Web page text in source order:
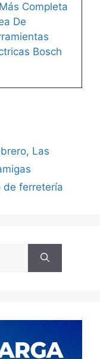
Completa
De
Bosch
Las
de ferretería